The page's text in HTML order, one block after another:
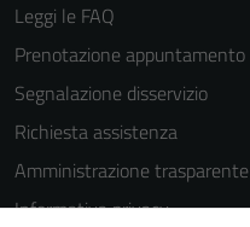
Leggi le FAQ
Prenotazione appuntamento
Segnalazione disservizio
Richiesta assistenza
Amministrazione trasparente
Informativa privacy